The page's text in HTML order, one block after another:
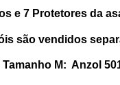
e 7 Protetores da
são vendidos
M: Anzol